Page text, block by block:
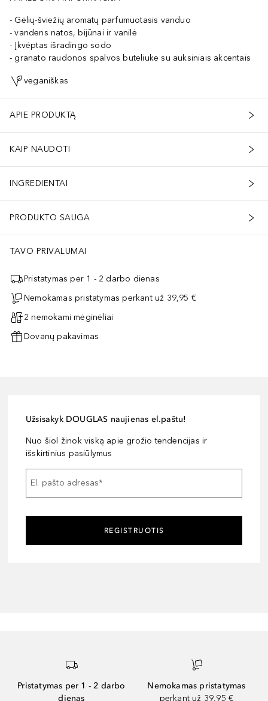
Gėlių-šviežių aromatų parfumuotasis vanduo
vandens natos, bijūnai ir vanilė
Įkvėptas išradingo sodo
granato raudonos spalvos buteliuke su auksiniais akcentais
veganiškas
APIE PRODUKTĄ
KAIP NAUDOTI
INGREDIENTAI
PRODUKTO SAUGA
TAVO PRIVALUMAI
Pristatymas per 1 - 2 darbo dienas
Nemokamas pristatymas perkant už 39,95 €
2 nemokami mėginėliai
Dovanų pakavimas
Užsisakyk DOUGLAS naujienas el.paštu!
Nuo šiol žinok viską apie grožio tendencijas ir
išskirtinius pasiūlymus
El. pašto adresas*
REGISTRUOTIS
Pristatymas per 1 - 2 darbo
dienas
Nemokamas pristatymas
perkant už 39,95 €